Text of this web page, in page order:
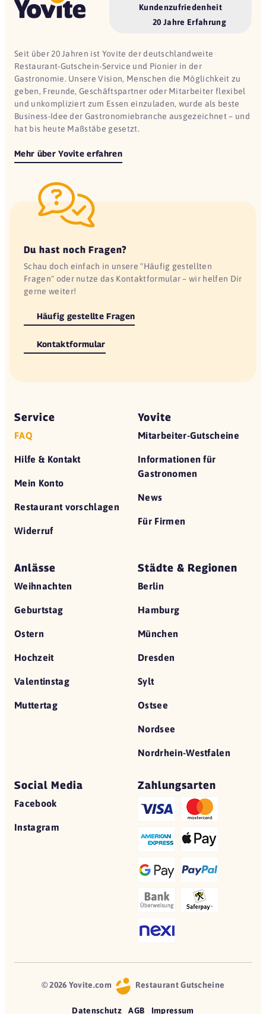
Kundenzufriedenheit
20 Jahre Erfahrung
Seit über 20 Jahren ist Yovite der deutschlandweite
Restaurant-Gutschein-Service und Pionier in der
Gastronomie. Unsere Vision, Menschen die Möglichkeit zu
geben, Freunde, Geschäftspartner oder Mitarbeiter flexibel
und unkompliziert zum Essen einzuladen, wurde als beste
Business-Idee der Gastronomiebranche ausgezeichnet – und
hat bis heute Maßstäbe gesetzt.
Mehr über Yovite erfahren
Du hast noch Fragen?
Schau doch einfach in unsere "Häufig gestellten
Fragen" oder nutze das Kontaktformular – wir helfen Dir
gerne weiter!
Häufig gestellte Fragen
Kontaktformular
Service
FAQ
Hilfe & Kontakt
Mein Konto
Restaurant vorschlagen
Widerruf
Yovite
Mitarbeiter-Gutscheine
Informationen für
Gastronomen
News
Für Firmen
Anlässe
Weihnachten
Geburtstag
Ostern
Hochzeit
Valentinstag
Muttertag
Städte & Regionen
Berlin
Hamburg
München
Dresden
Sylt
Ostsee
Nordsee
Nordrhein-Westfalen
Social Media
Facebook
Instagram
Zahlungsarten
© 2026 Yovite.com Restaurant Gutscheine
Datenschutz AGB Impressum